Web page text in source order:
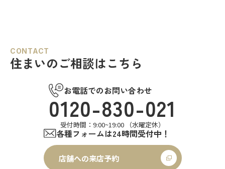
CONTACT
住まいのご相談はこちら
お電話でのお問い合わせ
0120-830-021
受付時間：9:00~19:00 （水曜定休）
各種フォームは24時間受付中！
店舗への来店予約